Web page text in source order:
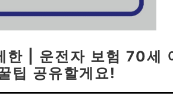
한 | 운전자 보험 70세
팁 공유할게요!